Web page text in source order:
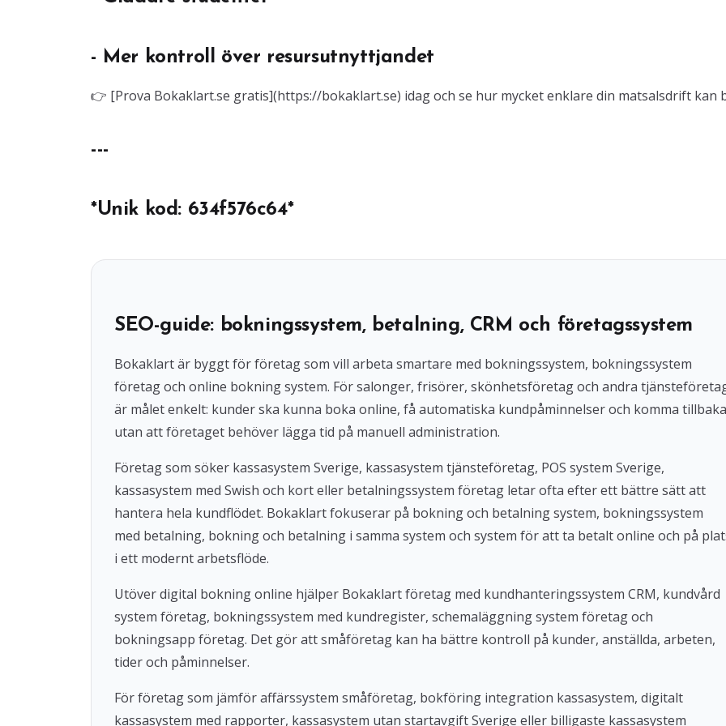
- Mer kontroll över resursutnyttjandet
👉 [Prova Bokaklart.se gratis](https://bokaklart.se) idag och se hur mycket enklare din matsalsdrift kan
---
*Unik kod: 634f576c64*
SEO-guide: bokningssystem, betalning, CRM och företagssystem
Bokaklart är byggt för företag som vill arbeta smartare med bokningssystem, bokningssystem
företag och online bokning system. För salonger, frisörer, skönhetsföretag och andra
är målet enkelt: kunder ska kunna boka online, få automatiska kundpåminnelser och komma tillbaka
utan att företaget behöver lägga tid på manuell administration.
Företag som söker kassasystem Sverige, kassasystem tjänsteföretag, POS system Sverige,
kassasystem med Swish och kort eller betalningssystem företag letar ofta efter ett bättre sätt att
hantera hela kundflödet. Bokaklart fokuserar på bokning och betalning system, bokningssystem
med betalning, bokning och betalning i samma system och system för att ta betalt online och på
i ett modernt arbetsflöde.
Utöver digital bokning online hjälper Bokaklart företag med kundhanteringssystem CRM, kundvård
system företag, bokningssystem med kundregister, schemaläggning system företag och
bokningsapp företag. Det gör att småföretag kan ha bättre kontroll på kunder, anställda, arbeten,
tider och påminnelser.
För företag som jämför affärssystem småföretag, bokföring integration kassasystem, digitalt
kassasystem med rapporter, kassasystem utan startavgift Sverige eller billigaste kassasystem